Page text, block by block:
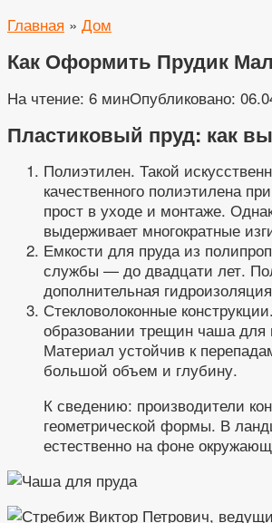
Главная » Дом
Как Оформить Прудик
На чтение: 6 минОпубликовано:
Пластиковый пруд: как
Полиэтилен. Такой
качественного полиэтилена
прост в уходе и монтаже.
выдерживает многократные
Емкости для пруда из
службы — до двадцати лет.
дополнительная
Стекловолоконные
образовании трещин чаша для
Материал устойчив к
большой объем и глубину.
К сведению: производители
геометрической формы. В
естественно на фоне